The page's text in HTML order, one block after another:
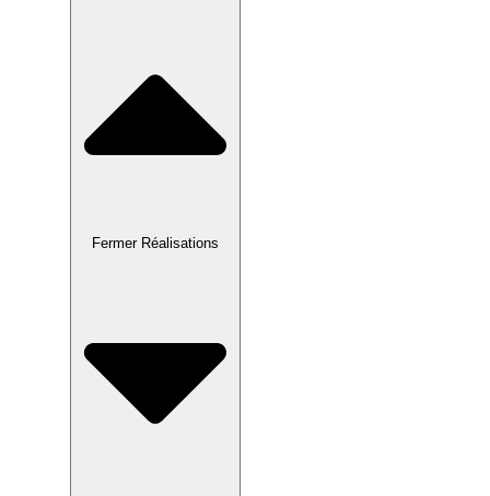
Fermer Réalisations